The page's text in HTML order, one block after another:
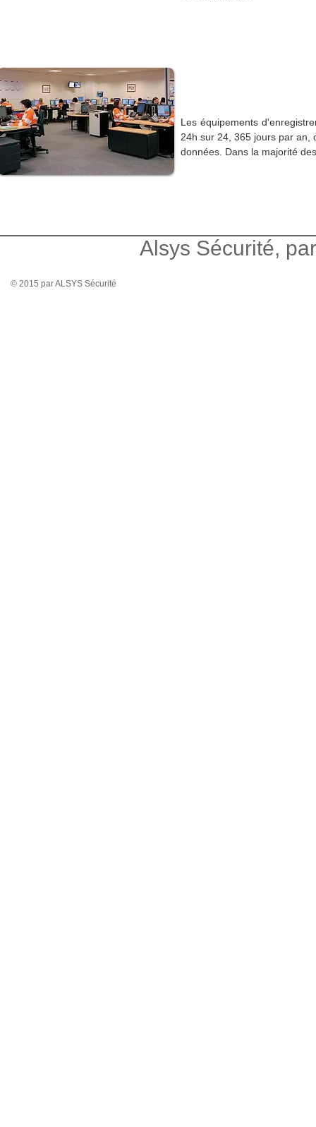
Les équipements
24h sur 24, 365 jours par an,
données. Dans la majorité
Alsys Sécurité,
© 2015 par ALSYS Sécurité